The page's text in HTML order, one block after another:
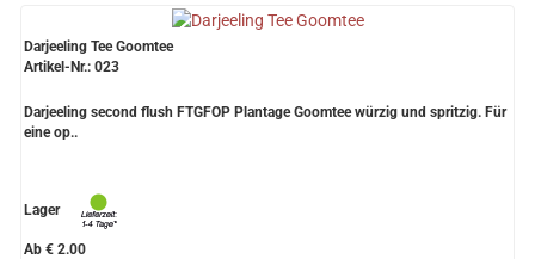
Darjeeling Tee Goomtee
Artikel-Nr.: 023
Darjeeling second flush FTGFOP Plantage Goomtee würzig und spritzig. Für
eine op..
Lager
Ab € 2.00